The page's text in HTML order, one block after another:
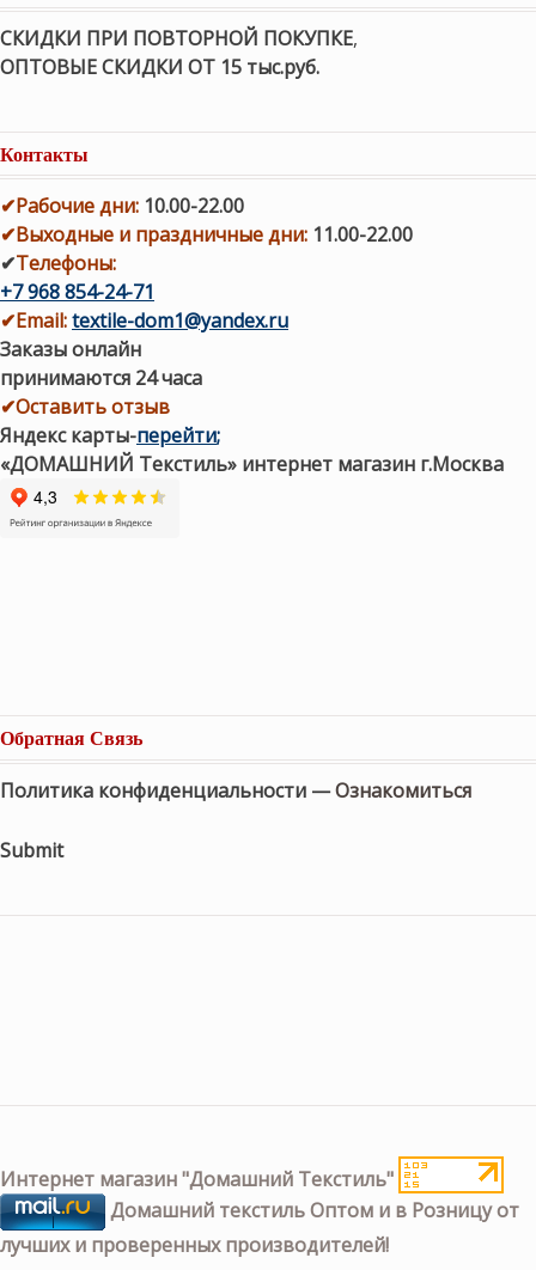
СКИДКИ ПРИ ПОВТОРНОЙ ПОКУПКЕ,
ОПТОВЫЕ СКИДКИ ОТ 15 тыс.руб.
Контакты
✔Рабочие дни: 10.00-22.00
✔Выходные и праздничные дни: 11.00-22.00
✔Телефоны:
+7 968 854-24-71
✔Email:textile-dom1@yandex.ru
Заказы онлайн
принимаются 24 часа
✔Оставить отзыв
Яндекс карты-перейти;
«ДОМАШНИЙ Текстиль» интернет магазин г.Москва
Обратная Связь
Политика конфиденциальности —Ознакомиться
Submit
Интернет магазин "Домашний Текстиль"
Домашний текстиль Оптом и в Розницу от
лучших и проверенных производителей!